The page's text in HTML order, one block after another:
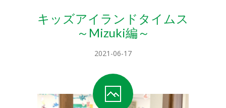
-- 保護者の声
-- よくある質問
-- リンク・紹介記事
-- 会員専用ページ
キッズアイランドタイムス
～Mizuki編～
2021-06-17